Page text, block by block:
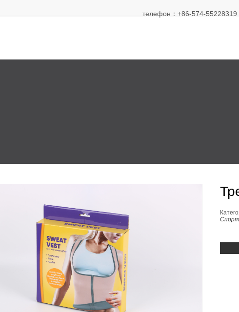
телефон：+86-574-